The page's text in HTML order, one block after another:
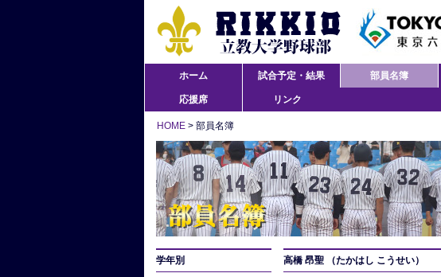
ホーム 試合予定・結果 部員名簿
応援席 リンク
HOME > 部員名簿
学年別 高橋 昂聖 （たかはし こうせい）